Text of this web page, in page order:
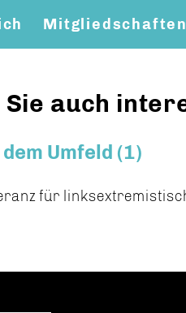
Mitgliedschaften
Sie auch
Umfeld (1)
für